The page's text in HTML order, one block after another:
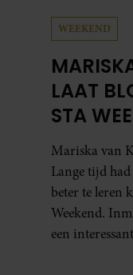
WEEKEND
LAAT
STA
Mariska van
Lange tijd
beter te leren
Weekend.
een